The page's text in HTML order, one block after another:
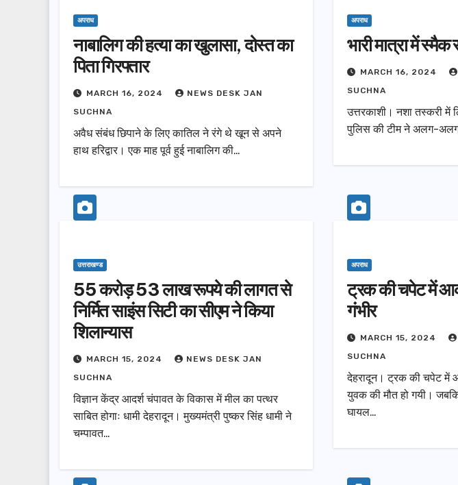
अपराध
नाबालिग की हत्या का खुलासा, दोस्त का
पिता गिरफ्तार
MARCH 16, 2024
NEWS DESK JAN
SUCHNA
अवैध संबंध छिपाने के लिए कातिल ने रंगे थे खून से अपने
हाथ हरिद्वार। एक माह पूर्व हुई नाबालिग की…
अपराध
MARCH 16, 2024
SUCHNA
उत्तरकाशी। नशा तस्करी में
पुलिस की टीम ने अलग-अलग
उत्तराखण्ड
55 करोड़ 53 लाख रूपये की लागत से
निर्मित साइंस सिटी का सीएम ने किया
शिलान्यास
MARCH 15, 2024
NEWS DESK JAN
SUCHNA
विज्ञान केंद्र आदर्श चंपावत के विकास में मील का पत्थर
साबित होगाः धामी देहरादून। मुख्यमंत्री पुष्कर सिंह धामी ने
चम्पावत…
अपराध
ट्रक की चपेट में
गंभीर
MARCH 15, 2024
SUCHNA
देहरादून। ट्रक की चपेट में
युवक की मौत हो गयी।
घायल…
उत्तराखण्ड
मसूरी विधानसभा को 17.80 करोड़ की
विकास योजनाओं की सौगात, सीएम
धामी ने किया लोकार्पण-शिलान्यास.